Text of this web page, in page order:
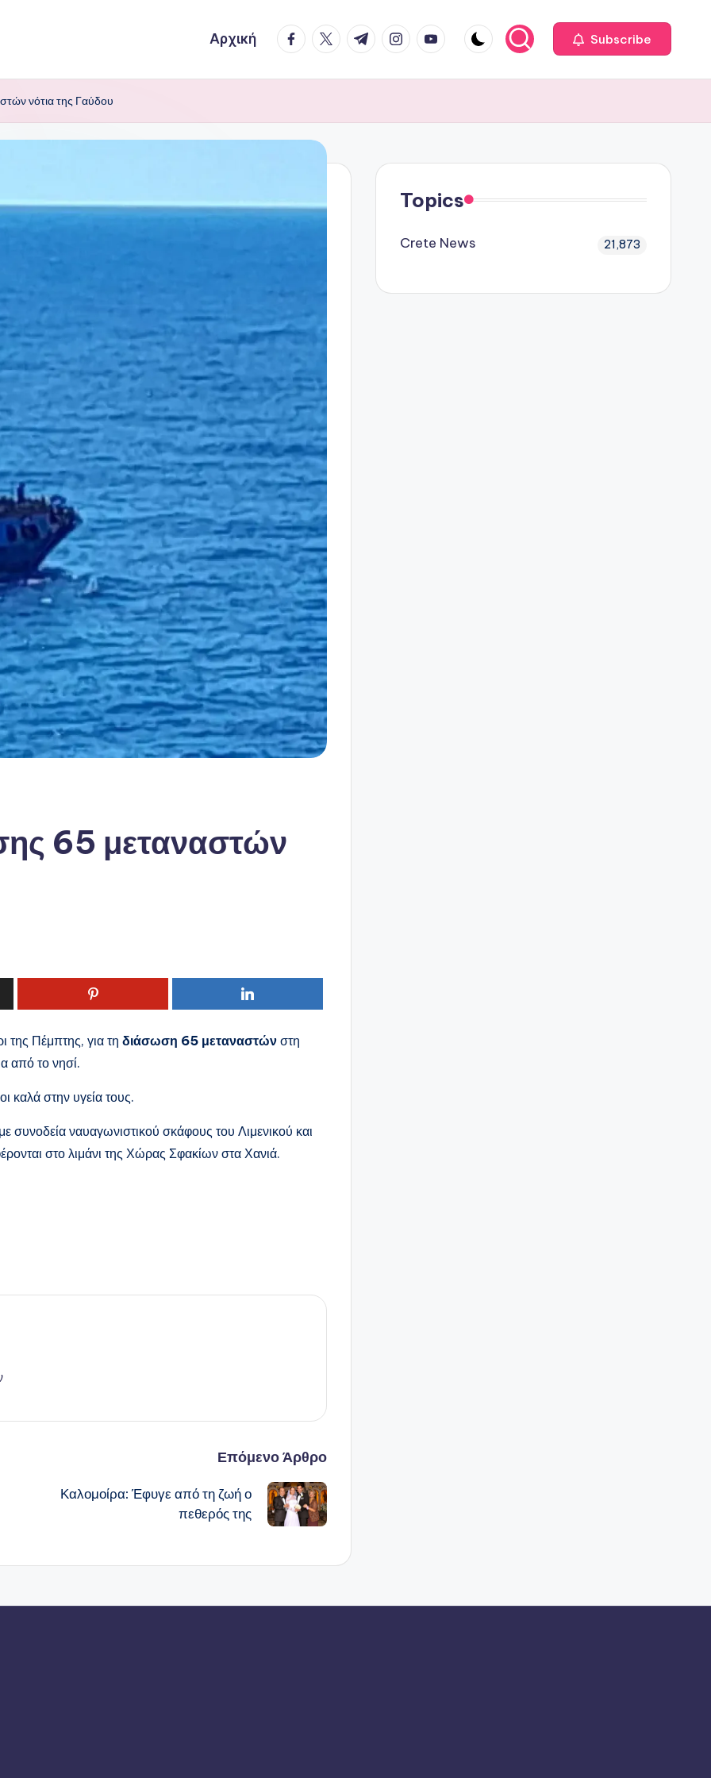
Αρχική facebook.com
twitter.com
t.me instagram.com
youtube.com Subscribe
νότια της Γαύδου
65 μεταναστών
της Πέμπτης, για τη διάσωση 65 μεταναστών στη
από το νησί.
καλά στην υγεία τους.
συνοδεία ναυαγωνιστικού σκάφους του Λιμενικού και
στο λιμάνι της Χώρας Σφακίων στα Χανιά.
Επόμενο Άρθρο
Καλομοίρα: Έφυγε από τη ζωή ο
πεθερός της
Topics
Crete News 21,873